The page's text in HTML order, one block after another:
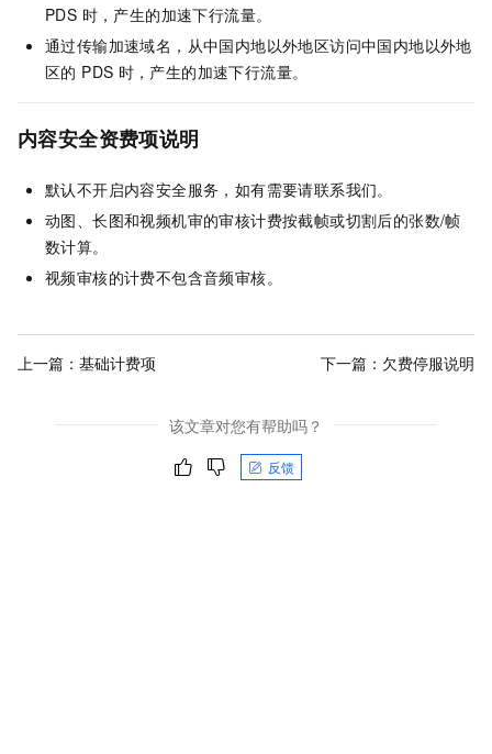
PDS 时，产生的加速下行流量。
通过传输加速域名，从中国内地以外地区访问中国内地以外地
区的 PDS 时，产生的加速下行流量。
内容安全资费项说明
默认不开启内容安全服务，如有需要请联系我们。
动图、长图和视频机审的审核计费按截帧或切割后的张数/帧
数计算。
视频审核的计费不包含音频审核。
上一篇： 基础计费项 下一篇： 欠费停服说明
该文章对您有帮助吗？
反馈